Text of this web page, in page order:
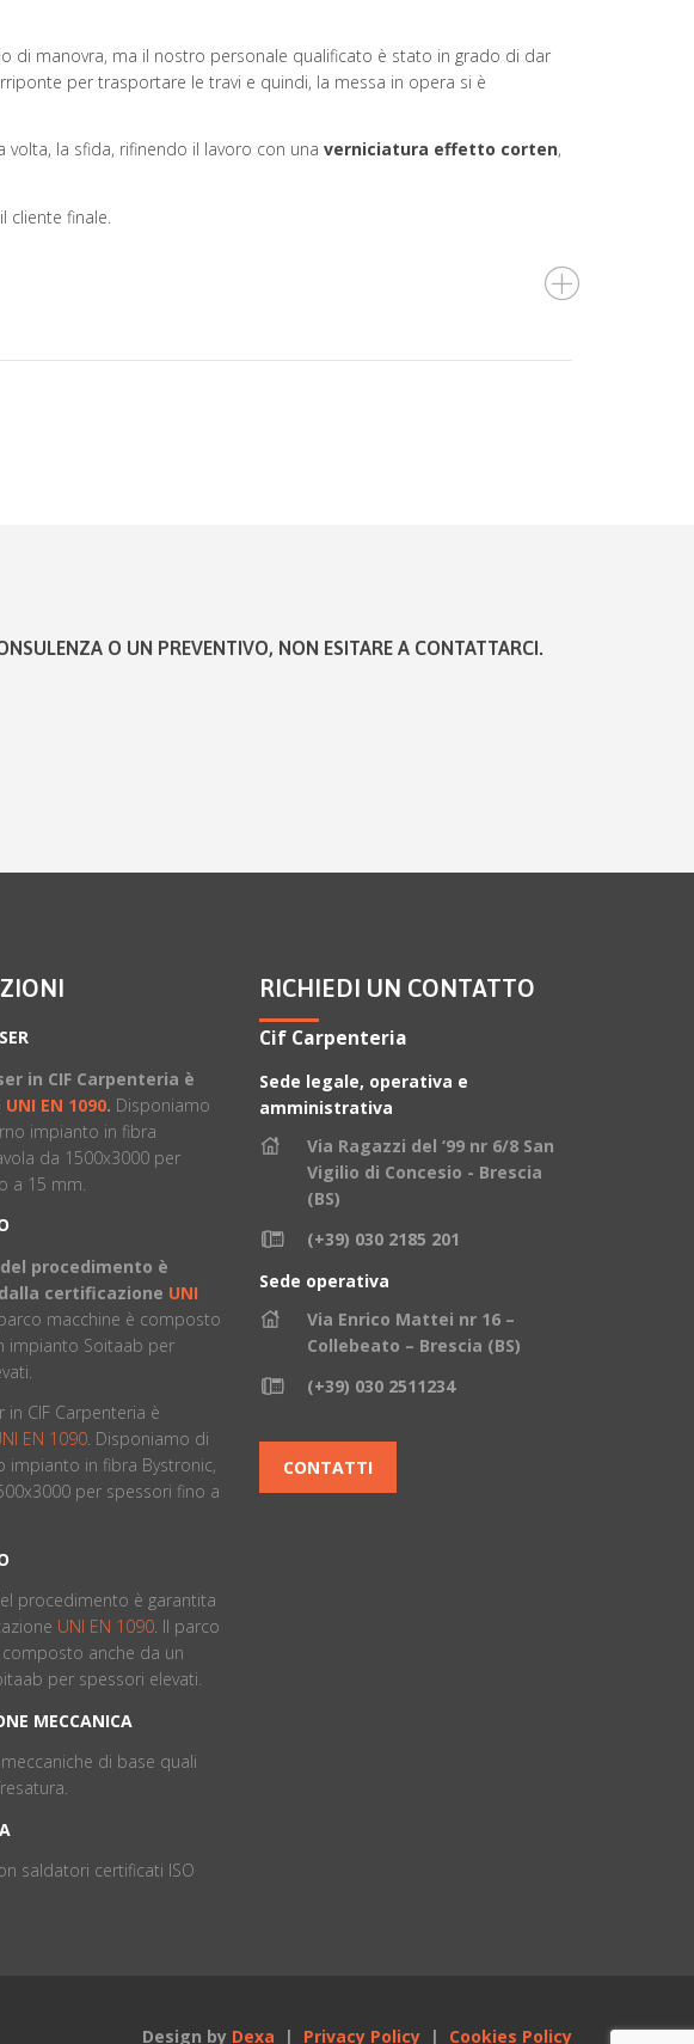
di manovra, ma il nostro personale qualificato è stato in grado di dar
per trasportare le travi e quindi, la messa in opera si è
la sfida, rifinendo il lavoro con una verniciatura effetto corten,
finale.
O UN PREVENTIVO, NON ESITARE A CONTATTARCI.
in CIF Carpenteria è
UNI EN 1090. Disponiamo
impianto in fibra
da 1500x3000 per
a 15 mm.
procedimento è
certificazione UNI
macchine è composto
impianto Soitaab per
in CIF Carpenteria è
EN 1090. Disponiamo di
impianto in fibra Bystronic,
per spessori fino a
procedimento è garantita
UNI EN 1090. ll parco
anche da un
per spessori elevati.
MECCANICA
di base quali
saldatori certificati ISO
RICHIEDI UN CONTATTO
Cif Carpenteria
Sede legale, operativa e
amministrativa
Via Ragazzi del ‘99 nr 6/8 San
Vigilio di Concesio - Brescia
(BS)
(+39) 030 2185 201
Sede operativa
Via Enrico Mattei nr 16 –
Collebeato – Brescia (BS)
(+39) 030 2511234
CONTATTI
Design by Dexa | Privacy Policy | Cookies Policy